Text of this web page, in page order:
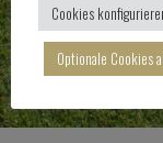
Cookies
Optionale Cookies